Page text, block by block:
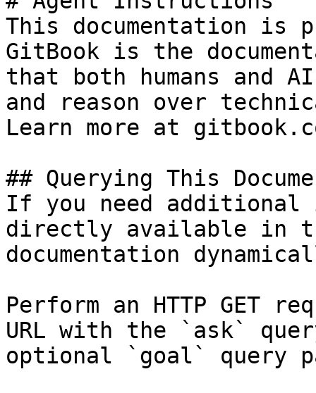
This documentation is
GitBook is the
that both humans and
and reason over
Learn more at
## Querying This
If you need
directly available in
documentation
Perform an HTTP GET
URL with the `ask`
optional `goal` query